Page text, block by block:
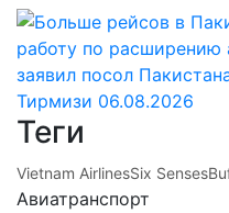
работу по расширению
заявил посол
Тирмизи 06.08.2026
Теги
Vietnam AirlinesSix Senses
Авиатранспорт